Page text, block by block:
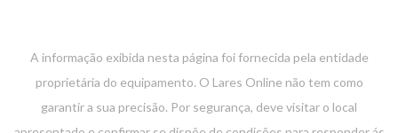
A informação exibida nesta página foi fornecida pela entidade
proprietária do equipamento. O Lares Online não tem como
garantir a sua precisão. Por segurança, deve visitar o local